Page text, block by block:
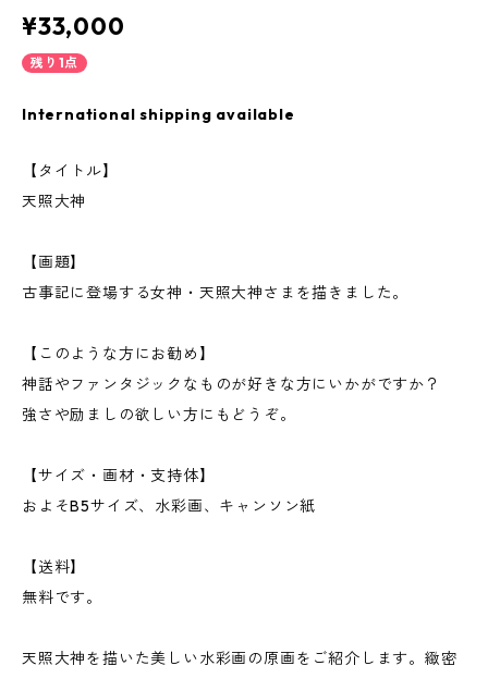
¥33,000
残り1点
International shipping available
【タイトル】
天照大神
【画題】
古事記に登場する女神・天照大神さまを描きました。
【このような方にお勧め】
神話やファンタジックなものが好きな方にいかがですか？
強さや励ましの欲しい方にもどうぞ。
【サイズ・画材・支持体】
およそB5サイズ、水彩画、キャンソン紙
【送料】
無料です。
天照大神を描いた美しい水彩画の原画をご紹介します。緻密